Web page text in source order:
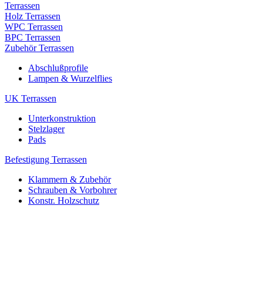
Terrassen
Holz Terrassen
WPC Terrassen
BPC Terrassen
Zubehör Terrassen
Abschlußprofile
Lampen & Wurzelflies
UK Terrassen
Unterkonstruktion
Stelzlager
Pads
Befestigung Terrassen
Klammern & Zubehör
Schrauben & Vorbohrer
Konstr. Holzschutz